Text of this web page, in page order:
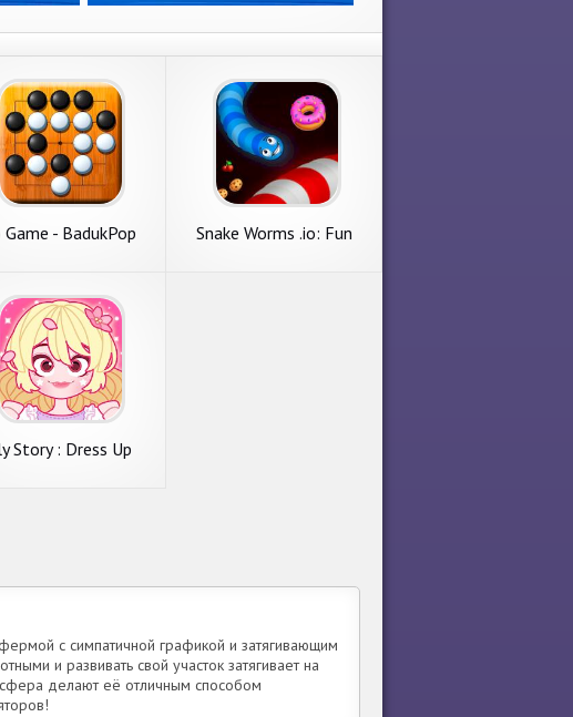
Game - BadukPop
Snake Worms .io: Fun
Story : Dress Up
с симпатичной графикой и затягивающим
и развивать свой участок затягивает на
делают её отличным способом